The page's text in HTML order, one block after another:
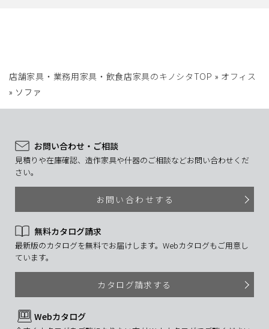
店舗家具・業務用家具・飲食店家具のキノシタTOP » オフィス
» ソファ
お問い合わせ・ご相談
見積りや在庫確認、造作家具や什器のご相談などお問い合わせくだ
さい。
お問い合わせする
無料カタログ請求
最新版のカタログを無料でお届けします。Webカタログもご用意し
ています。
カタログ請求する
Webカタログ